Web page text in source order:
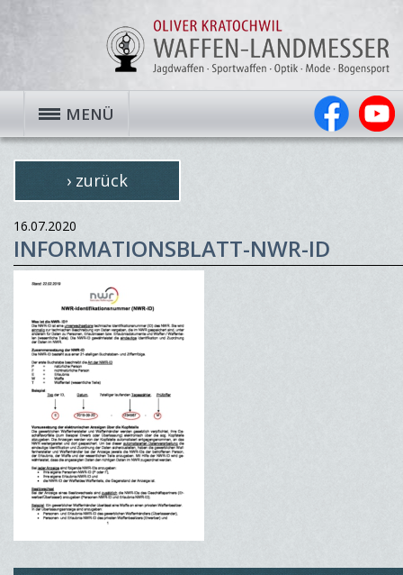
MENÜ
› zurück
16.07.2020
INFORMATIONSBLATT-NWR-ID